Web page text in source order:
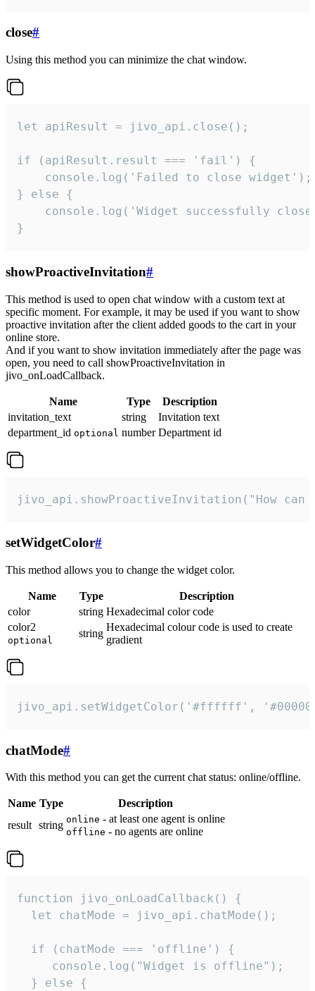
close#
Using this method you can minimize the chat window.
let apiResult = jivo_api.close();
if (apiResult.result === 'fail') {
    console.log('Failed to close widget');
} else {
console.log('Widget successfully
}
showProactiveInvitation#
This method is used to open chat window with a custom text at
specific moment. For example, it may be used if you want to show
proactive invitation after the client added goods to the cart in your
online store.
And if you want to show invitation immediately after the page was
open, you need to call showProactiveInvitation in
jivo_onLoadCallback.
Name Type
Description
invitation_text
string
Invitation text
department_id optional number Department id
jivo_api.showProactiveInvitation("How
setWidgetColor#
This method allows you to change the widget color.
Name Type
Description
color
string Hexadecimal color code
color2
optional
string
Hexadecimal colour code is used to create
gradient
jivo_api.setWidgetColor('#ffffff',
chatMode#
With this method you can get the current chat status: online/offline.
Name Type
Description
result string online - at least one agent is online
offline - no agents are online
function jivo_onLoadCallback() {
  let chatMode = jivo_api.chatMode();
  if (chatMode === 'offline') {
     console.log("Widget is offline");
  } else {